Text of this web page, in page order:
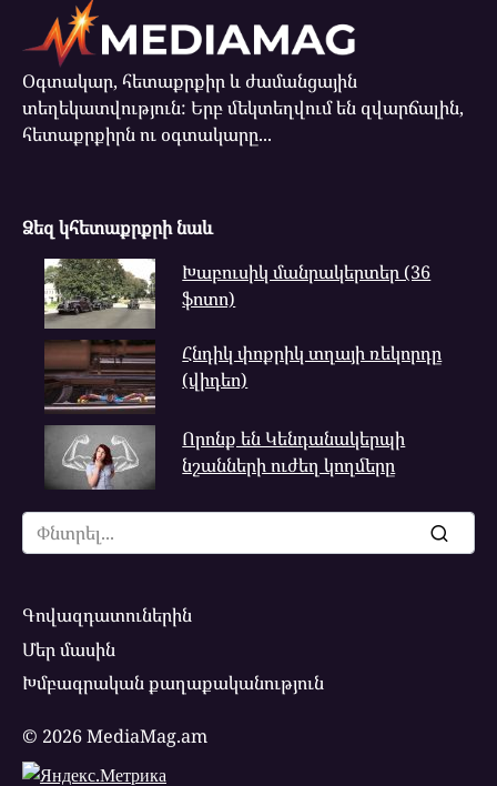
Օգտակար, հետաքրքիր և ժամանցային
տեղեկատվություն: Երբ մեկտեղվում են զվարճալին,
հետաքրքիրն ու օգտակարը...
Ձեզ կհետաքրքրի նաև
Խաբուսիկ մանրակերտեր (36
ֆոտո)
Հնդիկ փոքրիկ տղայի ռեկորդը
(վիդեո)
Որոնք են Կենդանակերպի
նշանների ուժեղ կողմերը
Search
for:
Գովազդատուներին
Մեր մասին
Խմբագրական քաղաքականություն
© 2026 MediaMag.am